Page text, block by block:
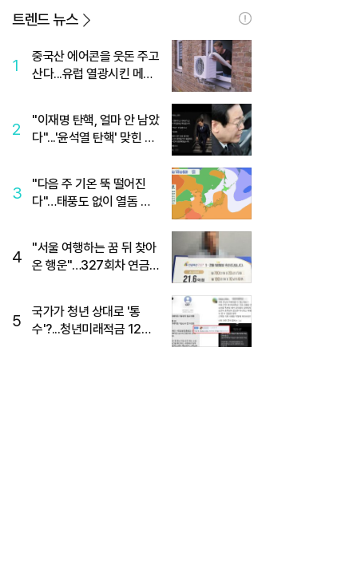
트렌드 뉴스
1
중국산 에어콘을 웃돈 주고
산다...유럽 열광시킨 메이
2
"이재명 탄핵, 얼마 안 남았
다"...'윤석열 탄핵' 맞힌 무
3
"다음 주 기온 뚝 떨어진
다"…태풍도 없이 열돔 박
4
"서울 여행하는 꿈 뒤 찾아
온 행운"…327회차 연금
5
국가가 청년 상대로 '통
수'?...청년미래적금 12%